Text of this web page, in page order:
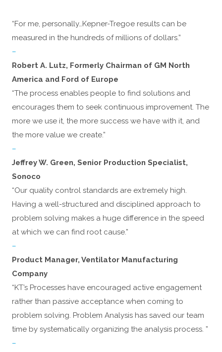
“For me, personally…Kepner-Tregoe results can be
measured in the hundreds of millions of dollars.”
–
Robert A. Lutz, Formerly Chairman of GM North
America and Ford of Europe
“The process enables people to find solutions and
encourages them to seek continuous improvement. The
more we use it, the more success we have with it, and
the more value we create.”
–
Jeffrey W. Green, Senior Production Specialist,
Sonoco
“Our quality control standards are extremely high.
Having a well-structured and disciplined approach to
problem solving makes a huge difference in the speed
at which we can find root cause.”
–
Product Manager, Ventilator Manufacturing
Company
“KT’s Processes have encouraged active engagement
rather than passive acceptance when coming to
problem solving. Problem Analysis has saved our team
time by systematically organizing the analysis process. ”
–